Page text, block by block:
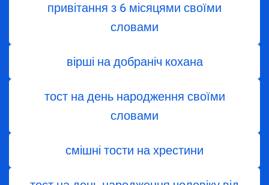
привітання з 6 місяцями своїми
словами
вірші на добраніч кохана
тост на день народження своїми
словами
смішні тости на хрестини